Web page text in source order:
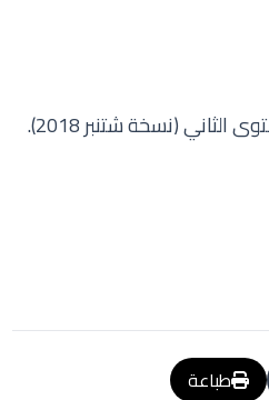
(نسخة شتنبر 2018).
طباعة